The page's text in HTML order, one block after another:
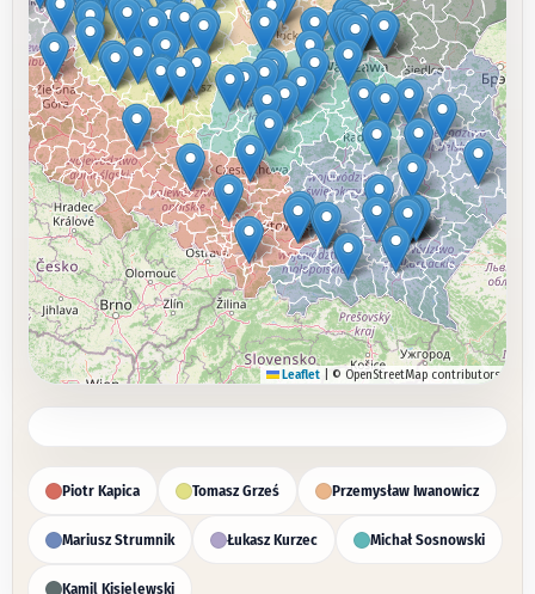
Leaflet © OpenStreetMap contributors
Piotr Kapica Tomasz Grześ Przemysław Iwanowicz
Mariusz Strumnik Łukasz Kurzec Michał Sosnowski
Kamil Kisielewski